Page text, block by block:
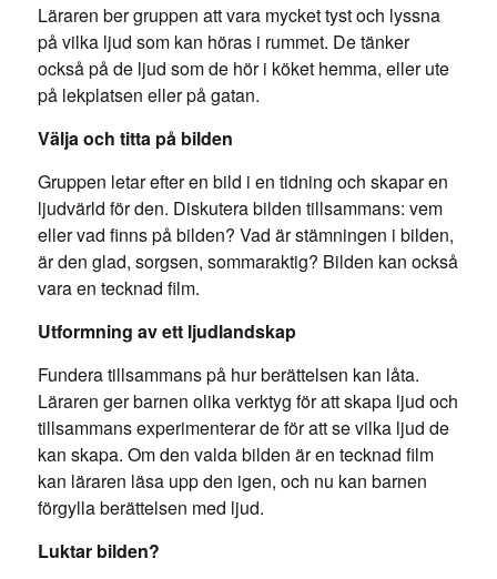
Läraren ber gruppen att vara mycket tyst och lyssna
på vilka ljud som kan höras i rummet. De tänker
också på de ljud som de hör i köket hemma, eller ute
på lekplatsen eller på gatan.
Välja och titta på bilden
Gruppen letar efter en bild i en tidning och skapar en
ljudvärld för den. Diskutera bilden tillsammans: vem
eller vad finns på bilden? Vad är stämningen i bilden,
är den glad, sorgsen, sommaraktig? Bilden kan också
vara en tecknad film.
Utformning av ett ljudlandskap
Fundera tillsammans på hur berättelsen kan låta.
Läraren ger barnen olika verktyg för att skapa ljud och
tillsammans experimenterar de för att se vilka ljud de
kan skapa. Om den valda bilden är en tecknad film
kan läraren läsa upp den igen, och nu kan barnen
förgylla berättelsen med ljud.
Luktar bilden?